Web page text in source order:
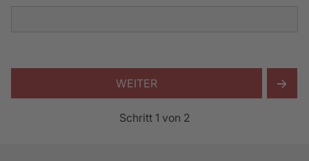
WEITER
Schritt 1 von 2